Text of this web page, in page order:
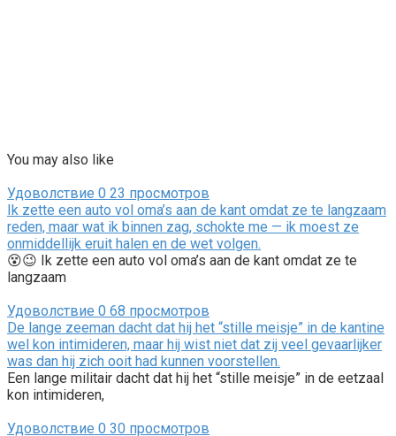
You may also like
Удоволствие 0 23 просмотров
Ik zette een auto vol oma’s aan de kant omdat ze te langzaam
reden, maar wat ik binnen zag, schokte me — ik moest ze
onmiddellijk eruit halen en de wet volgen.
😵😉 Ik zette een auto vol oma’s aan de kant omdat ze te
langzaam
Удоволствие 0 68 просмотров
De lange zeeman dacht dat hij het “stille meisje” in de kantine
wel kon intimideren, maar hij wist niet dat zij veel gevaarlijker
was dan hij zich ooit had kunnen voorstellen.
Een lange militair dacht dat hij het “stille meisje” in de eetzaal
kon intimideren,
Удоволствие 0 30 просмотров